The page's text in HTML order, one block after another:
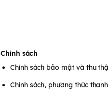
Chính sách
Chính sách bảo mật và thu
Chính sách, phương thức